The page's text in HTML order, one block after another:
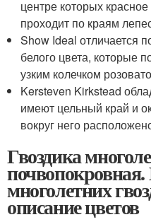
центре которых
проходит по краям
Show Ideal отличается
белого цвета, которые
узким колечком
Kersteven Kirkstead
имеют цельный край и
вокруг него
Гвоздика
многолетних
описание цветов